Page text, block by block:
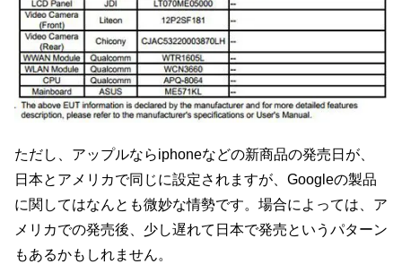
ただし、アップルならiphoneなどの新商品の発売日が、
日本とアメリカで同じに設定されますが、Googleの製品
に関してはなんとも微妙な情勢です。場合によっては、ア
メリカでの発売後、少し遅れて日本で発売というパターン
もあるかもしれません。